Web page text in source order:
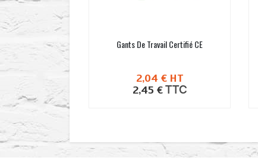
Gants De Travail Certifié CE
2,04 € HT
2,45 € TTC